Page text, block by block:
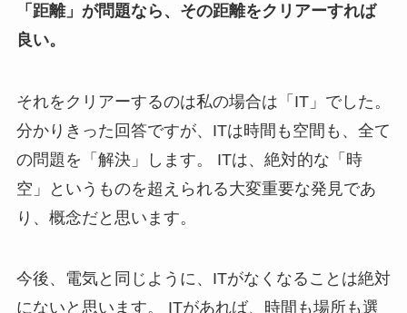
「距離」が問題なら、その距離をクリアーすれば
良い。
それをクリアーするのは私の場合は「IT」でした。
分かりきった回答ですが、ITは時間も空間も、全て
の問題を「解決」します。 ITは、絶対的な「時
空」というものを超えられる大変重要な発見であ
り、概念だと思います。
今後、電気と同じように、ITがなくなることは絶対
にないと思います。 ITがあれば、時間も場所も選